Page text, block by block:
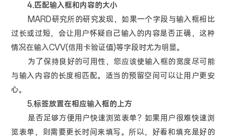
4.匹配输入框和内容的大小
MARD研究所的研究发现，如果一个字段与输入框相比
过长或过短，会让用户怀疑自己输入的内容是否正确，这种
情况在输入CVV(信用卡验证值)等字段时尤为明显。
为了保持良好的可用性，您应该使输入框的宽度尽可能
与输入内容的长度相匹配。适当的预留空间可以让用户更安
心。
5.标签放置在相应输入框的上方
是否足够方便用户快速浏览表单？如果用户很难快速浏
览表单，则需要更长时间来填写。所以，好看和填充是好的